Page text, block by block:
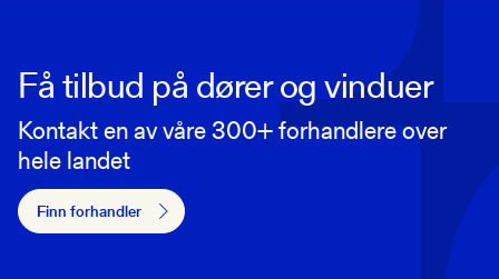
Få tilbud på dører og vinduer
Kontakt en av våre 300+ forhandlere over
hele landet
Finn forhandler